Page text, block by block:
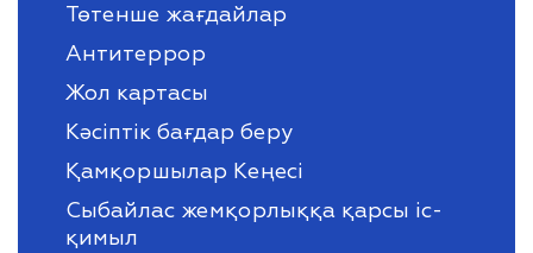
Төтенше жағдайлар
Антитеррор
Жол картасы
Кәсіптік бағдар беру
Қамқоршылар Кеңесі
Сыбайлас жемқорлыққа қарсы іс-
қимыл